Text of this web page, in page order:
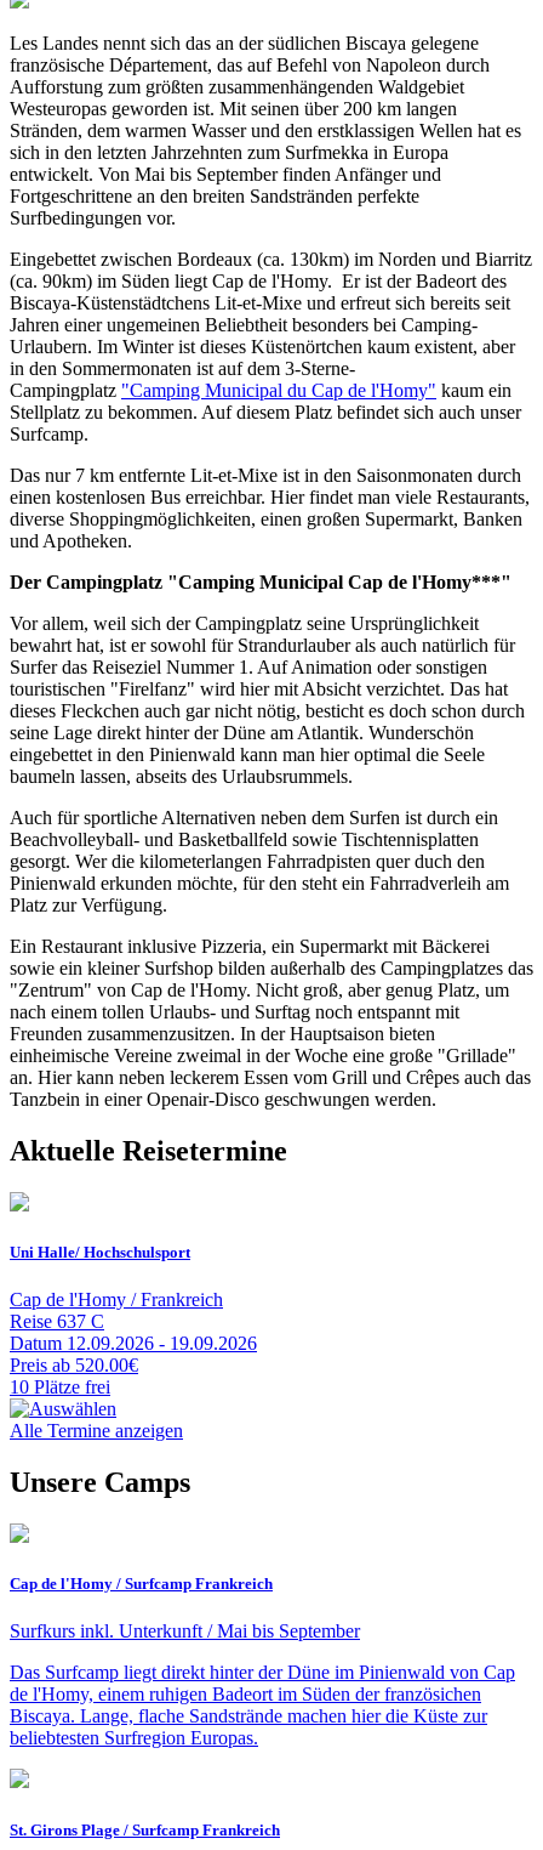
Les Landes nennt sich das an der südlichen Biscaya gelegene
französische Département, das auf Befehl von Napoleon durch
Aufforstung zum größten zusammenhängenden Waldgebiet
Westeuropas geworden ist. Mit seinen über 200 km langen
Stränden, dem warmen Wasser und den erstklassigen Wellen hat es
sich in den letzten Jahrzehnten zum Surfmekka in Europa
entwickelt. Von Mai bis September finden Anfänger und
Fortgeschrittene an den breiten Sandstränden perfekte
Surfbedingungen vor.
Eingebettet zwischen Bordeaux (ca. 130km) im Norden und Biarritz
(ca. 90km) im Süden liegt Cap de l'Homy. Er ist der Badeort des
Biscaya-Küstenstädtchens Lit-et-Mixe und erfreut sich bereits seit
Jahren einer ungemeinen Beliebtheit besonders bei Camping-
Urlaubern. Im Winter ist dieses Küstenörtchen kaum existent, aber
in den Sommermonaten ist auf dem 3-Sterne-
Campingplatz "Camping Municipal du Cap de l'Homy" kaum ein
Stellplatz zu bekommen. Auf diesem Platz befindet sich auch unser
Surfcamp.
Das nur 7 km entfernte Lit-et-Mixe ist in den Saisonmonaten durch
einen kostenlosen Bus erreichbar. Hier findet man viele Restaurants,
diverse Shoppingmöglichkeiten, einen großen Supermarkt, Banken
und Apotheken.
Der Campingplatz "Camping Municipal Cap de l'Homy***"
Vor allem, weil sich der Campingplatz seine Ursprünglichkeit
bewahrt hat, ist er sowohl für Strandurlauber als auch natürlich für
Surfer das Reiseziel Nummer 1. Auf Animation oder sonstigen
touristischen "Firelfanz" wird hier mit Absicht verzichtet. Das hat
dieses Fleckchen auch gar nicht nötig, besticht es doch schon durch
seine Lage direkt hinter der Düne am Atlantik. Wunderschön
eingebettet in den Pinienwald kann man hier optimal die Seele
baumeln lassen, abseits des Urlaubsrummels.
Auch für sportliche Alternativen neben dem Surfen ist durch ein
Beachvolleyball- und Basketballfeld sowie Tischtennisplatten
gesorgt. Wer die kilometerlangen Fahrradpisten quer duch den
Pinienwald erkunden möchte, für den steht ein Fahrradverleih am
Platz zur Verfügung.
Ein Restaurant inklusive Pizzeria, ein Supermarkt mit Bäckerei
sowie ein kleiner Surfshop bilden außerhalb des Campingplatzes das
"Zentrum" von Cap de l'Homy. Nicht groß, aber genug Platz, um
nach einem tollen Urlaubs- und Surftag noch entspannt mit
Freunden zusammenzusitzen. In der Hauptsaison bieten
einheimische Vereine zweimal in der Woche eine große "Grillade"
an. Hier kann neben leckerem Essen vom Grill und Crêpes auch das
Tanzbein in einer Openair-Disco geschwungen werden.
Aktuelle Reisetermine
Uni Halle/ Hochschulsport
Cap de l'Homy / Frankreich
Reise 637 C
Datum 12.09.2026 - 19.09.2026
Preis ab 520.00€
10 Plätze frei
Alle Termine anzeigen
Unsere Camps
Cap de l'Homy / Surfcamp Frankreich
Surfkurs inkl. Unterkunft / Mai bis September
Das Surfcamp liegt direkt hinter der Düne im Pinienwald von Cap
de l'Homy, einem ruhigen Badeort im Süden der französichen
Biscaya. Lange, flache Sandstrände machen hier die Küste zur
beliebtesten Surfregion Europas.
St. Girons Plage / Surfcamp Frankreich